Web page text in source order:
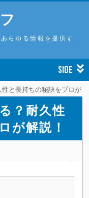
らゆる情報を提供す
SIDE
と長持ちの秘訣をプロが
？耐久性
が解説！